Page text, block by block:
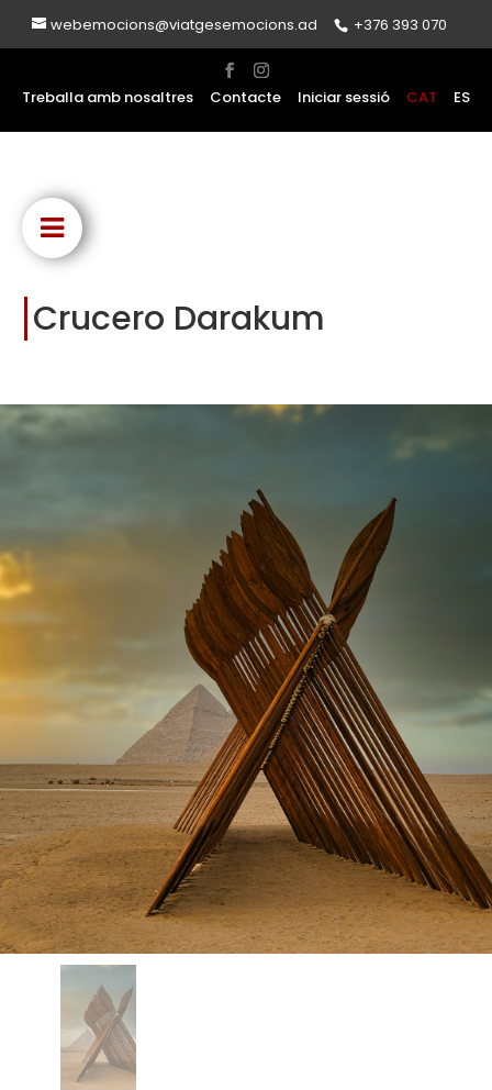
webemocions@viatgesemocions.ad +376 393 070
Treballa amb nosaltres Contacte Iniciar sessió CAT ES
Crucero Darakum